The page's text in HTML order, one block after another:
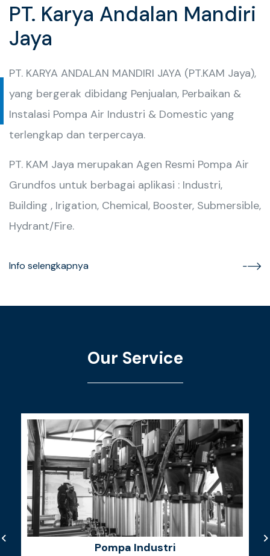
PT. Karya Andalan Mandiri
Jaya
PT. KARYA ANDALAN MANDIRI JAYA (PT.KAM Jaya),
yang bergerak dibidang Penjualan, Perbaikan &
Instalasi Pompa Air Industri & Domestic yang
terlengkap dan terpercaya.
PT. KAM Jaya merupakan Agen Resmi Pompa Air
Grundfos untuk berbagai aplikasi : Industri,
Building , Irigation, Chemical, Booster, Submersible,
Hydrant/Fire.
Info selengkapnya
Our Service
Pompa Industri